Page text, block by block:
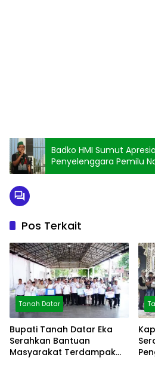
Badko HMI Sumut
Penyelenggara Pemilu
Pos Terkait
Tanah Datar
Bupati Tanah Datar Eka
Serahkan Bantuan
Masyarakat Terdampak